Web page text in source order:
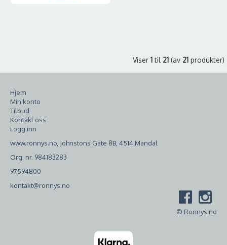
Viser 1til 21 (av 21 produkter)
Hjem
Min konto
Tilbud
Kontakt oss
Logg inn
www.ronnys.no, Johnstons Gate 8B, 4514 Mandal
Org. nr. 984183283
97594800
kontakt@ronnys.no
© Ronnys.no